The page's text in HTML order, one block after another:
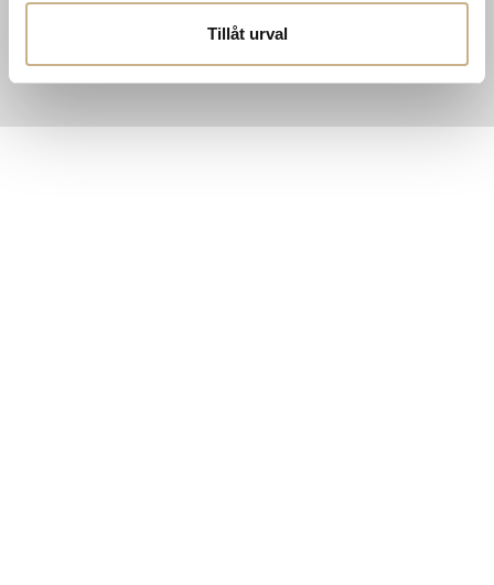
Tillåt urval